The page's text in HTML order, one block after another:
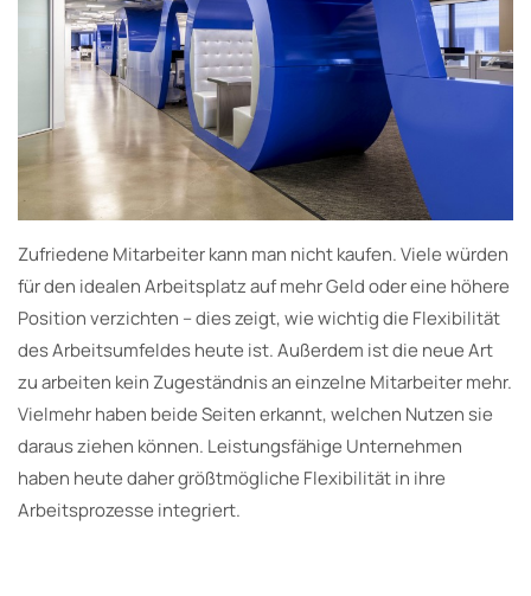
Zufriedene Mitarbeiter kann man nicht kaufen. Viele würden
für den idealen Arbeitsplatz auf mehr Geld oder eine höhere
Position verzichten – dies zeigt, wie wichtig die Flexibilität
des Arbeitsumfeldes heute ist. Außerdem ist die neue Art
zu arbeiten kein Zugeständnis an einzelne Mitarbeiter mehr.
Vielmehr haben beide Seiten erkannt, welchen Nutzen sie
daraus ziehen können. Leistungsfähige Unternehmen
haben heute daher größtmögliche Flexibilität in ihre
Arbeitsprozesse integriert.